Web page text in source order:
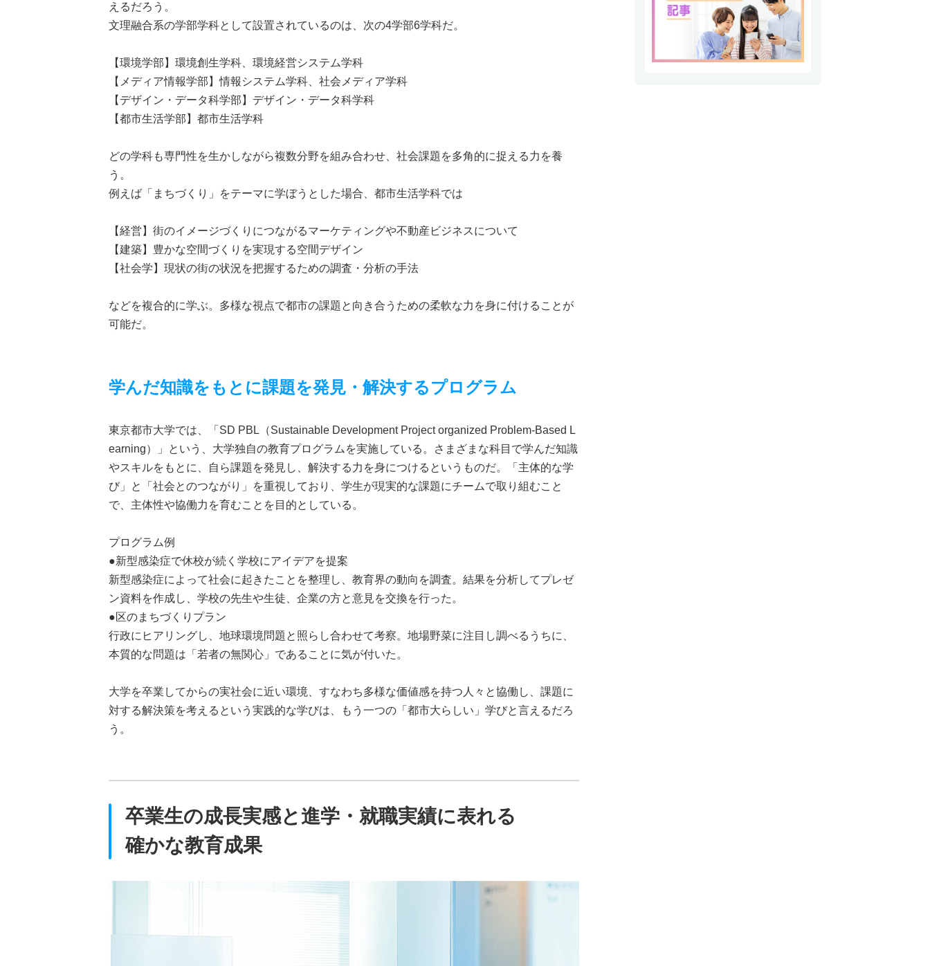
えるだろう。
文理融合系の学部学科として設置されているのは、次の4学部6学科だ。
【環境学部】環境創生学科、環境経営システム学科
【メディア情報学部】情報システム学科、社会メディア学科
【デザイン・データ科学部】デザイン・データ科学科
【都市生活学部】都市生活学科
どの学科も専門性を生かしながら複数分野を組み合わせ、社会課題を多角的に捉える力を養
う。
例えば「まちづくり」をテーマに学ぼうとした場合、都市生活学科では
【経営】街のイメージづくりにつながるマーケティングや不動産ビジネスについて
【建築】豊かな空間づくりを実現する空間デザイン
【社会学】現状の街の状況を把握するための調査・分析の手法
などを複合的に学ぶ。多様な視点で都市の課題と向き合うための柔軟な力を身に付けることが
可能だ。
学んだ知識をもとに課題を発見・解決するプログラム
東京都市大学では、「SD PBL（Sustainable Development Project organized Problem-Based L
earning）」という、大学独自の教育プログラムを実施している。さまざまな科目で学んだ知識
やスキルをもとに、自ら課題を発見し、解決する力を身につけるというものだ。「主体的な学
び」と「社会とのつながり」を重視しており、学生が現実的な課題にチームで取り組むこと
で、主体性や協働力を育むことを目的としている。
プログラム例
●新型感染症で休校が続く学校にアイデアを提案
新型感染症によって社会に起きたことを整理し、教育界の動向を調査。結果を分析してプレゼ
ン資料を作成し、学校の先生や生徒、企業の方と意見を交換を行った。
●区のまちづくりプラン
行政にヒアリングし、地球環境問題と照らし合わせて考察。地場野菜に注目し調べるうちに、
本質的な問題は「若者の無関心」であることに気が付いた。
大学を卒業してからの実社会に近い環境、すなわち多様な価値感を持つ人々と協働し、課題に
対する解決策を考えるという実践的な学びは、もう一つの「都市大らしい」学びと言えるだろ
う。
卒業生の成長実感と進学・就職実績に表れる
確かな教育成果